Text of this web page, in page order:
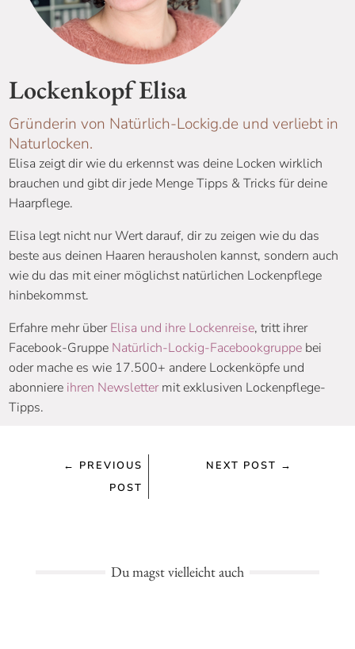
Lockenkopf Elisa
Gründerin von Natürlich-Lockig.de und verliebt in
Naturlocken.
Elisa zeigt dir wie du erkennst was deine Locken wirklich
brauchen und gibt dir jede Menge Tipps & Tricks für deine
Haarpflege.
Elisa legt nicht nur Wert darauf, dir zu zeigen wie du das
beste aus deinen Haaren herausholen kannst, sondern auch
wie du das mit einer möglichst natürlichen Lockenpflege
hinbekommst.
Erfahre mehr überElisa und ihre Lockenreise, tritt ihrer
Facebook-Gruppe Natürlich-Lockig-Facebookgruppe bei
oder mache es wie 17.500+ andere Lockenköpfe und
abonniere ihren Newslettermit exklusiven Lockenpflege-
Tipps.
← PREVIOUS
POST
NEXT POST →
Du magst vielleicht auch